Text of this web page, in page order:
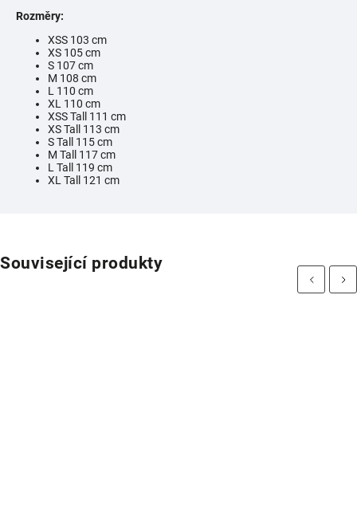
Rozměry:
XSS 103 cm
XS 105 cm
S 107 cm
M 108 cm
L 110 cm
XL 110 cm
XSS Tall 111 cm
XS Tall 113 cm
S Tall 115 cm
M Tall 117 cm
L Tall 119 cm
XL Tall 121 cm
Související produkty
Previous Next